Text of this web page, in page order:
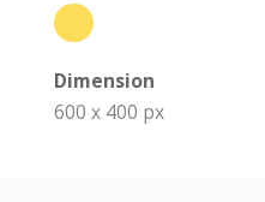
Dimension
600 x 400 px